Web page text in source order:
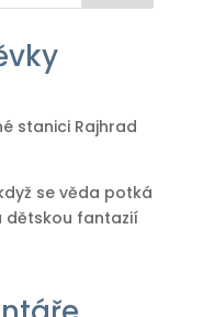
stanici Rajhrad
se věda potká
dětskou fantazií